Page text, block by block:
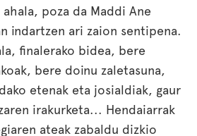
poza da Maddi Ane
indartzen ari zaion sentipena.
finalerako bidea, bere
bere doinu zaletasuna,
etenak eta josialdiak, gaur
irakurketa... Hendaiarrak
ateak zabaldu dizkio